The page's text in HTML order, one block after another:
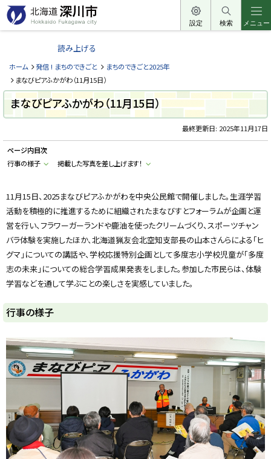
本
文
へ
ー
北
道
深
川
市
H
k
a
d
u
k
a
a
w
a
c
t
y
設定 検索 メニュー
読み上げる
ホーム 発信 ! まちのできごと
まちのできごと2025年
まなびピアふかがわ（11月15日）
まなびピアふかがわ（11月15日）
最終更新日: 2025年11月17日
ページ内目次
行事の様子
掲載した写真を差し上げます！
11月15日、2025まなびピアふかがわを中央公民館で開催しました。生涯学習
活動を積極的に推進するために組織されたまなびすとフォーラムが企画と運
営を行い、フラワーガーランドや鹿油を使ったクリームづくり、スポーツチャン
バラ体験を実施したほか、北海道猟友会北空知支部長の山本さんらによる「ヒ
グマ」についての講話や、学校応援特別企画として多度志小学校児童が「多度
志の未来」についての総合学習成果発表をしました。参加した市民らは、体験
学習などを通して学ぶことの楽しさを実感していました。
行事の様子